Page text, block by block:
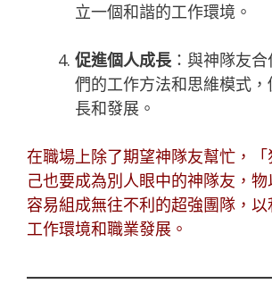
立一個和諧的工作環境。
促進個人成長：與神隊友
們的工作方法和思維模式
長和發展。
在職場上除了期望神隊友幫忙，「
己也要成為別人眼中的神隊友，
容易組成無往不利的超強團隊，
工作環境和職業發展。